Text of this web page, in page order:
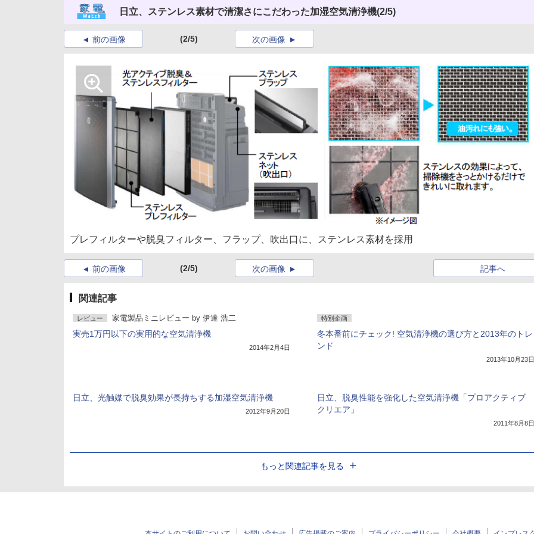
日立、ステンレス素材で清潔さにこだわった加湿空気清浄機(2/5)
前の画像 (2/5) 次の画像
プレフィルターや脱臭フィルター、フラップ、吹出口に、ステンレス素材を採用
前の画像 (2/5) 記事へ
次の画像
関連記事
レビュー 家電製品ミニレビュー by 伊達 浩二
実売1万円以下の実用的な空気清浄機
2014年2月4日
特別企画
冬本番前にチェック! 空気清浄機の選び方と2013年のトレ
ンド
2013年10月23日
日立、光触媒で脱臭効果が長持ちする加湿空気清浄機
2012年9月20日
日立、脱臭性能を強化した空気清浄機「プロアクティブ
クリエア」
2011年8月8日
もっと関連記事を見る